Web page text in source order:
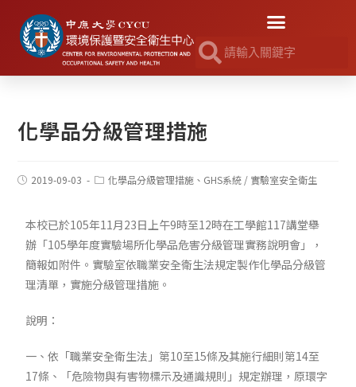
化學品分級管理措施
2019-09-03 化學品分級管理措施、GHS系統 / 實驗室安全衛生
本校已於105年11月23日上午9時至12時在工學館117講堂舉
辦「105學年度實驗場所化學品危害分級管理實務說明會」，
簡報如附件。實驗室依職業安全衛生法規定製作化學品分級管
理清單，實施分級管理措施。
說明：
一、依「職業安全衛生法」第10至15條及其施行細則第14至
17條、「危險物與有害物標示及通識規則」規定辦理，原環字